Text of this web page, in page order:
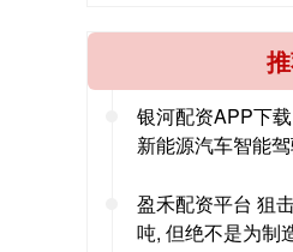
银河配资APP下
新能源汽车智能
盈禾配资平台 狙
吨, 但绝不是为制